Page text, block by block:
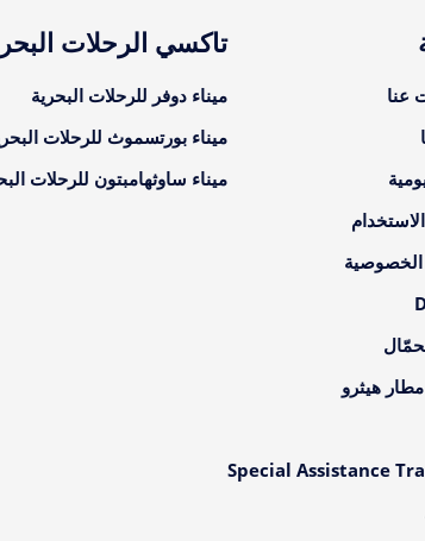
عنا
هيثرو
Special Assistance
تاكسي الرحلات
ميناء دوفر للرحلات البحرية
ميناء بورتسموث للرحلات
ميناء ساوثهامبتون للرحلات